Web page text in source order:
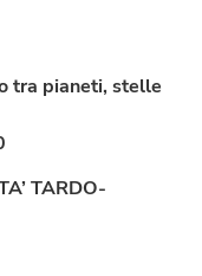
tra pianeti, stelle
TARDO-